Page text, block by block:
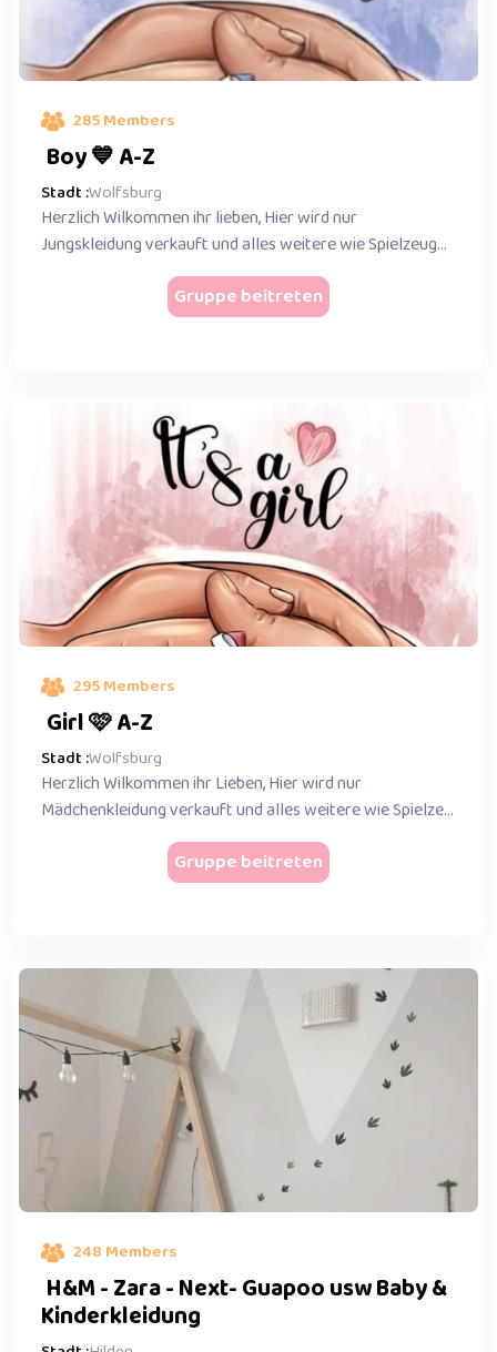
285 Members
Boy 💙 A-Z
Stadt :Wolfsburg
Herzlich Wilkommen ihr lieben, Hier wird nur
Jungskleidung verkauft und alles weitere wie Spielzeug...
Gruppe beitreten
295 Members
Girl 🩷 A-Z
Stadt :Wolfsburg
Herzlich Wilkommen ihr Lieben, Hier wird nur
Mädchenkleidung verkauft und alles weitere wie Spielze...
Gruppe beitreten
248 Members
H&M - Zara - Next- Guapoo usw Baby &
Kinderkleidung